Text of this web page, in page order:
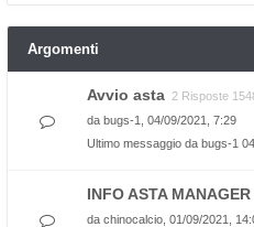
Argomenti
Avvio asta 2 Risposte
da bugs-1
, 04/09/2021, 7:29
Ultimo messaggio da bugs-1
INFO ASTA MANAGER
da chinocalcio , 01/09/2021,